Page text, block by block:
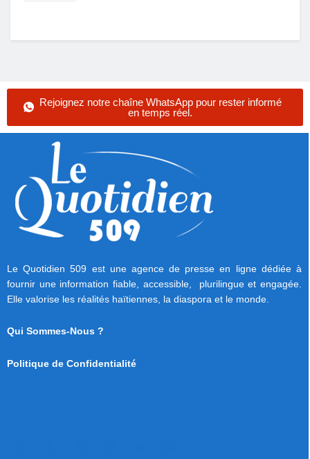
Rejoignez notre chaîne WhatsApp pour rester informé
en temps réel.
Le Quotidien 509 est une agence de presse en ligne dédiée à
fournir une information fiable, accessible, plurilingue et engagée.
Elle valorise les réalités haïtiennes, la diaspora et le monde.
Qui Sommes-Nous ?
Politique de Confidentialité